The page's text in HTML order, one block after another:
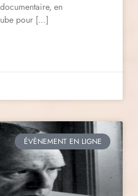
en
pour […]
ÉVÈNEMENT EN LIGNE